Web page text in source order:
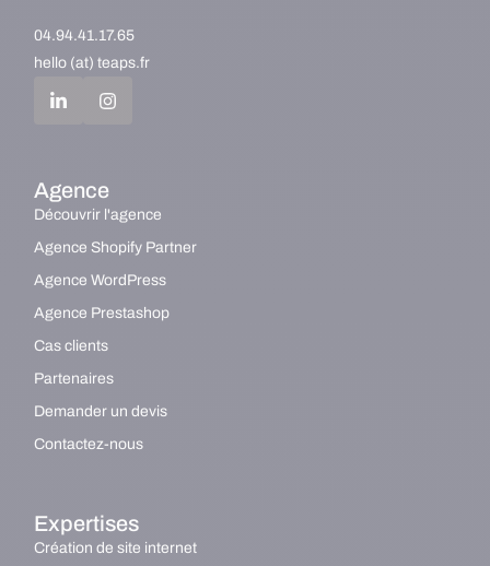
04.94.41.17.65
hello (at) teaps.fr
Agence
Découvrir l'agence
Agence Shopify Partner
Agence WordPress
Agence Prestashop
Cas clients
Partenaires
Demander un devis
Contactez-nous
Expertises
Création de site internet